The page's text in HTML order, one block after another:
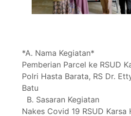
*A. Nama Kegiatan*
Pemberian Parcel ke RSUD
Polri Hasta Barata, RS Dr.
Batu
B. Sasaran Kegiatan
Nakes Covid 19 RSUD Karsa